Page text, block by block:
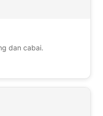
dan cabai.